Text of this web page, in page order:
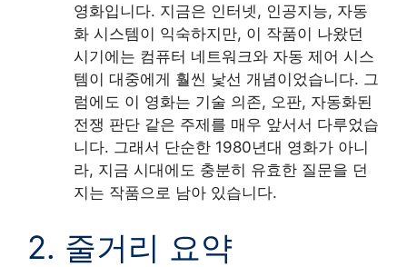
영화입니다. 지금은 인터넷, 인공지능, 자동
화 시스템이 익숙하지만, 이 작품이 나왔던
시기에는 컴퓨터 네트워크와 자동 제어 시스
템이 대중에게 훨씬 낯선 개념이었습니다. 그
럼에도 이 영화는 기술 의존, 오판, 자동화된
전쟁 판단 같은 주제를 매우 앞서서 다루었습
니다. 그래서 단순한 1980년대 영화가 아니
라, 지금 시대에도 충분히 유효한 질문을 던
지는 작품으로 남아 있습니다.
2. 줄거리 요약